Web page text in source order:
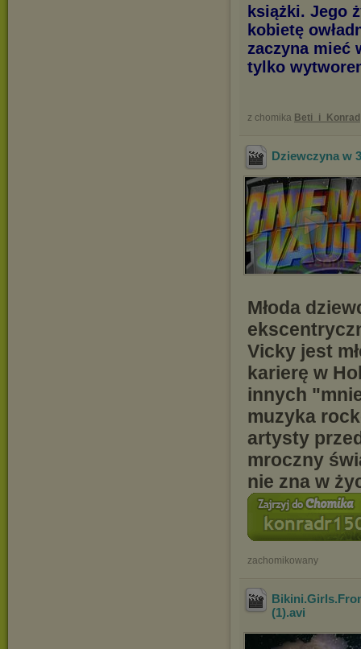
książki. Jego
kobietę
zaczyna mieć
tylko
z chomika Beti_i_Konrad
Dziewczyna w
Młoda
Vicky jest
karierę w
innych
muzyka
artysty
mroczny
nie zna w
zachomikowany
(1).avi